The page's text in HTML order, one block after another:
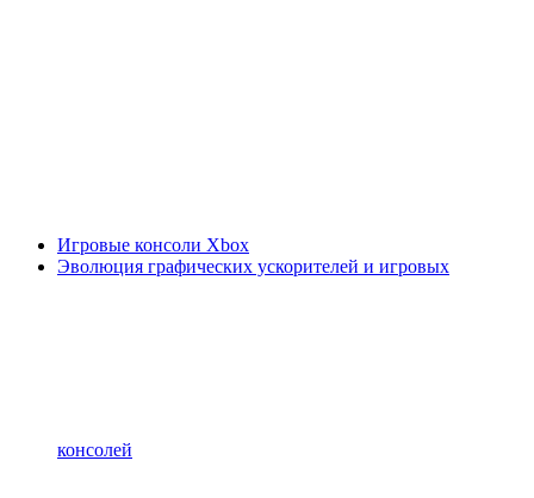
Игровые консоли Xbox
Эволюция графических ускорителей и игровых
консолей